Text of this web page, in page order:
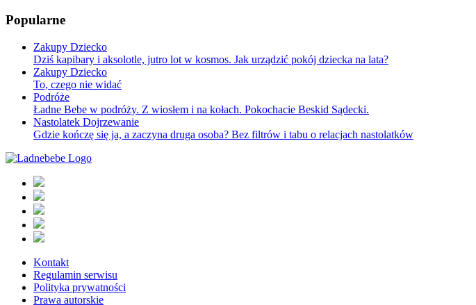
Popularne
Zakupy Dziecko
Dziś kapibary i aksolotle, jutro lot w kosmos. Jak urządzić pokój dziecka na lata?
Zakupy Dziecko
To, czego nie widać
Podróże
Ładne Bebe w podróży. Z wiosłem i na kołach. Pokochacie Beskid Sądecki.
Nastolatek Dojrzewanie
Gdzie kończę się ja, a zaczyna druga osoba? Bez filtrów i tabu o relacjach nastolatków
Kontakt
Regulamin serwisu
Polityka prywatności
Prawa autorskie